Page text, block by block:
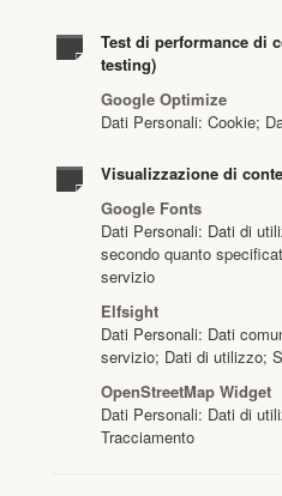
Test di performance di
testing)
Google Optimize
Dati Personali: Cookie;
Visualizzazione di
Google Fonts
Dati Personali: Dati di
secondo quanto
servizio
Elfsight
Dati Personali: Dati
servizio; Dati di utilizzo;
OpenStreetMap Widget
Dati Personali: Dati di
Tracciamento